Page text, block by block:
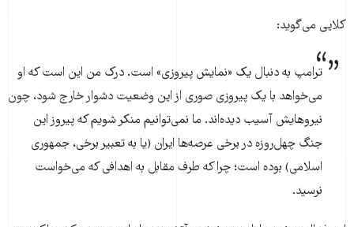
کلایی می‌گوید:
ترامپ به دنبال یک «نمایش پیروزی» است. درک من این است که او
می‌خواهد با یک پیروزی صوری از این وضعیت دشوار خارج شود، چون
نیروهایش آسیب دیده‌اند. ما نمی‌توانیم منکر شویم که پیروز این
جنگ چهل‌روزه در برخی عرصه‌ها ایران (یا به تعبیر برخی، جمهوری
اسلامی) بوده است؛ چرا که طرف مقابل به اهدافی که می‌خواست
نرسید.